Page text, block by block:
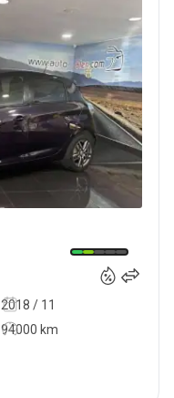
2018 / 11
94000 km